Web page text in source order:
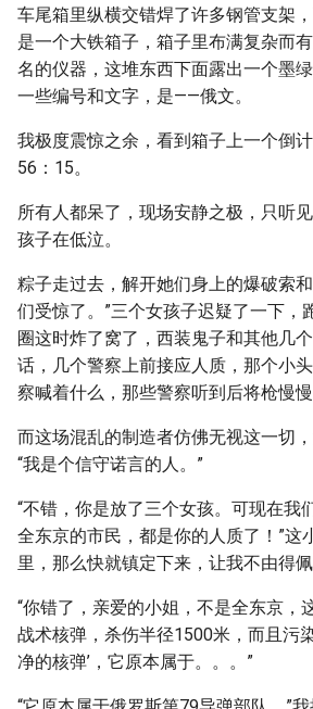
车尾箱里纵横交错焊了许多钢管支架
是一个大铁箱子，箱子里布满复杂而
名的仪器，这堆东西下面露出一个墨
一些编号和文字，是——俄文。
我极度震惊之余，看到箱子上一个倒
56：15。
所有人都呆了，现场安静之极，只听
孩子在低泣。
粽子走过去，解开她们身上的爆破索
们受惊了。”三个女孩子迟疑了一下，
圈这时炸了窝了，西装鬼子和其他几
话，几个警察上前接应人质，那个小
察喊着什么，那些警察听到后将枪慢慢
而这场混乱的制造者仿佛无视这一切
“我是个信守诺言的人。”
“不错，你是放了三个女孩。可现在我
全东京的市民，都是你的人质了！”这
里，那么快就镇定下来，让我不由得佩
“你错了，亲爱的小姐，不是全东京，
战术核弹，杀伤半径1500米，而且污
净的核弹’，它原本属于。。。”